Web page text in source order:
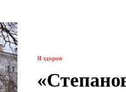
Я здоров